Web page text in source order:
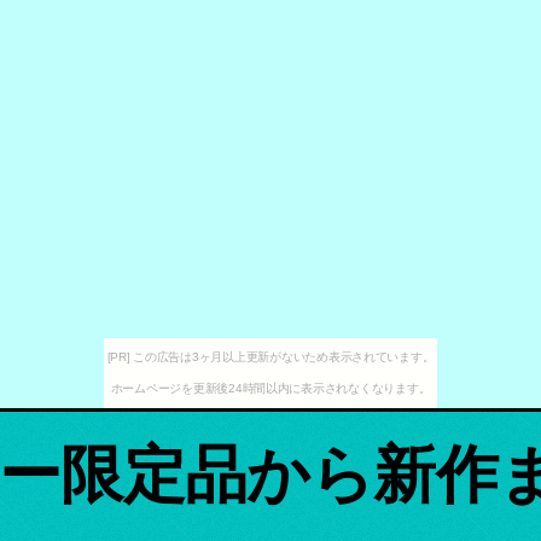
[PR] この広告は3ヶ月以上更新がないため表示されています。
ホームページを更新後24時間以内に表示されなくなります。
限定品から新作